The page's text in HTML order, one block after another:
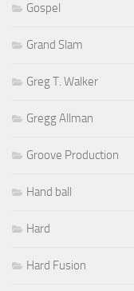
Gospel
Grand Slam
Greg T. Walker
Gregg Allman
Groove Production
Hand ball
Hard
Hard Fusion